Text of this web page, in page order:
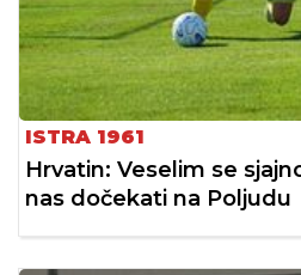
ISTRA 1961
Hrvatin: Veselim se
nas dočekati na Poljudu